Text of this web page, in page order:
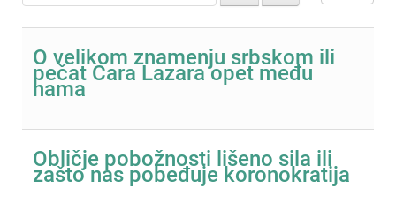
O velikom znamenju srbskom ili
pečat Cara Lazara opet među
nama
Obličje pobožnosti lišeno sila ili
zašto nas pobeđuje koronokratija